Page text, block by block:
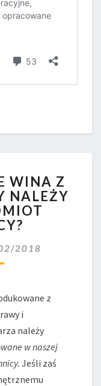
WINA Z
NALEŻY
2018
z
i
należy
w naszej
Jeśli zaś